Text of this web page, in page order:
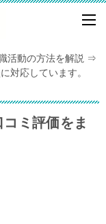
活動の方法を解説 ⇒
対応しています。
ミ評価をま